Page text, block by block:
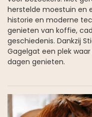
herstelde moestuin en
historie en moderne
genieten van koffie,
geschiedenis. Dankzij
Gagelgat een plek
dagen genieten.